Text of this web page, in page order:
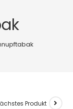
Produkt